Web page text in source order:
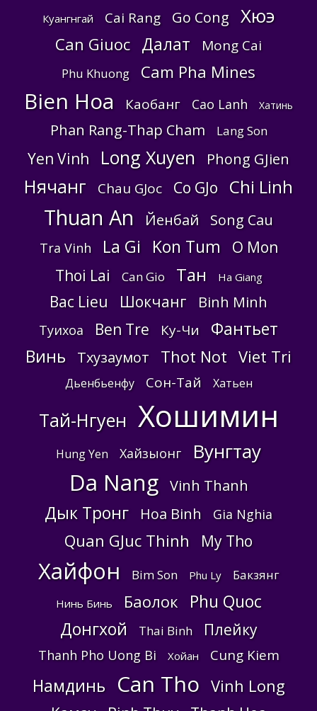
Куангнгай Cai Rang Go Cong Хюэ
Can Giuoc Далат Mong Cai
Phu Khuong Cam Pha Mines
Bien Hoa Каобанг Cao Lanh Хатинь
Phan Rang-Thap Cham Lang Son
Yen Vinh Long Xuyen Phong GJien
Нячанг Chau GJoc Co GJo Chi Linh
Thuan An Йенбай Song Cau
Tra Vinh La Gi Kon Tum
O Mon
Thoi Lai
Can Gio Тан Ha Giang
Bac Lieu Шокчанг Binh Minh
Туихоа Ben Tre Ку-Чи
Фантьет
Винь
Тхузаумот Thot Not Viet Tri
Дьенбьенфу Сон-Тай Хатьен
Тай-Нгуен Хошимин
Hung Yen Хайзыонг Вунгтау
Da Nang Vinh Thanh
Дык Тронг Hoa Binh Gia Nghia
Quan GJuc Thinh My Tho
Хайфон Bim Son Phu Ly Бакзянг
Нинь Бинь Баолок
Phu Quoc
Донгхой
Thai Binh Плейку
Thanh Pho Uong Bi Хойан Cung Kiem
Намдинь Can Tho Vinh Long